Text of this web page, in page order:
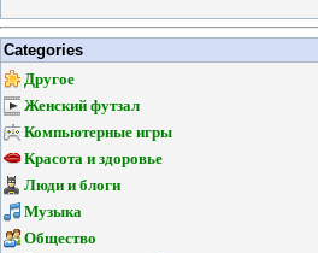
Categories
Другое
Женский футзал
Компьютерные игры
Красота и здоровье
Люди и блоги
Музыка
Общество